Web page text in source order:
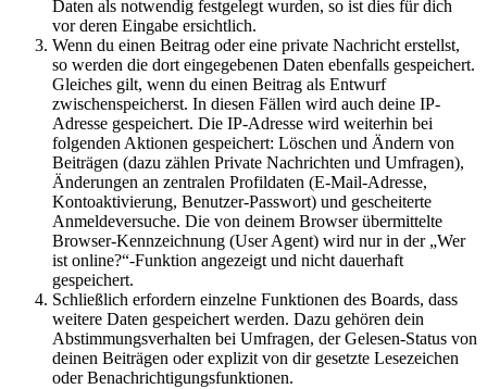
Daten als notwendig festgelegt wurden, so ist dies für dich
vor deren Eingabe ersichtlich.
Wenn du einen Beitrag oder eine private Nachricht erstellst,
so werden die dort eingegebenen Daten ebenfalls gespeichert.
Gleiches gilt, wenn du einen Beitrag als Entwurf
zwischenspeicherst. In diesen Fällen wird auch deine IP-
Adresse gespeichert. Die IP-Adresse wird weiterhin bei
folgenden Aktionen gespeichert: Löschen und Ändern von
Beiträgen (dazu zählen Private Nachrichten und Umfragen),
Änderungen an zentralen Profildaten (E-Mail-Adresse,
Kontoaktivierung, Benutzer-Passwort) und gescheiterte
Anmeldeversuche. Die von deinem Browser übermittelte
Browser-Kennzeichnung (User Agent) wird nur in der „Wer
ist online?“-Funktion angezeigt und nicht dauerhaft
gespeichert.
Schließlich erfordern einzelne Funktionen des Boards, dass
weitere Daten gespeichert werden. Dazu gehören dein
Abstimmungsverhalten bei Umfragen, der Gelesen-Status von
deinen Beiträgen oder explizit von dir gesetzte Lesezeichen
oder Benachrichtigungsfunktionen.